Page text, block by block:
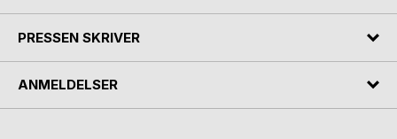
PRESSEN SKRIVER
ANMELDELSER